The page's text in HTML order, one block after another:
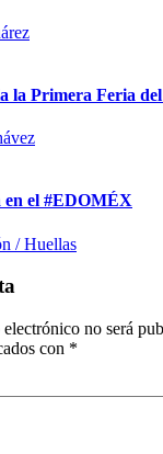
la Primera Feria
en el #EDOMÉX
/ Huellas
no será
con *